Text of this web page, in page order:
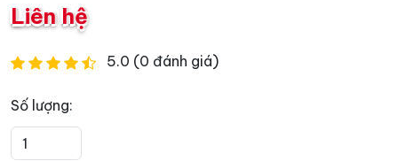
Liên hệ
5.0 (0 đánh giá)
Số lượng: